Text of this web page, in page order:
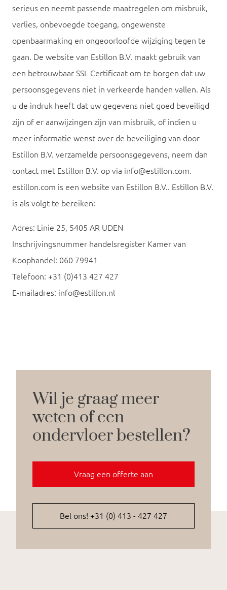
serieus en neemt passende maatregelen om misbruik,
verlies, onbevoegde toegang, ongewenste
openbaarmaking en ongeoorloofde wijziging tegen te
gaan. De website van Estillon B.V. maakt gebruik van
een betrouwbaar SSL Certificaat om te borgen dat uw
persoonsgegevens niet in verkeerde handen vallen. Als
u de indruk heeft dat uw gegevens niet goed beveiligd
zijn of er aanwijzingen zijn van misbruik, of indien u
meer informatie wenst over de beveiliging van door
Estillon B.V. verzamelde persoonsgegevens, neem dan
contact met Estillon B.V. op via info@estillon.com.
estillon.com is een website van Estillon B.V.. Estillon B.V.
is als volgt te bereiken:
Adres: Linie 25, 5405 AR UDEN
Inschrijvingsnummer handelsregister Kamer van
Koophandel: 060 79941
Telefoon: +31 (0)413 427 427
E-mailadres: info@estillon.nl
Wil je graag meer
weten of een
ondervloer bestellen?
Vraag een offerte aan
Bel ons! +31 (0) 413 - 427 427